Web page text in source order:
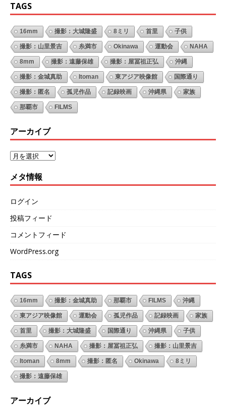
TAGS
16mm 撮影：大城隆盛 8ミリ 首里 子供
撮影：山里景吉 糸満市 Okinawa 運動会 NAHA
8mm 撮影：遠藤保雄 撮影：屋冨祖正弘 沖縄
撮影：金城真助 Itoman 東アジア映像館 国際通り
撮影：匿名 孤児作品 記録映画 沖縄県 家族
那覇市 FILMS
アーカイブ
メタ情報
ログイン
投稿フィード
コメントフィード
WordPress.org
TAGS
16mm 撮影：金城真助 那覇市 FILMS 沖縄
東アジア映像館 運動会 孤児作品 記録映画 家族
首里 撮影：大城隆盛 国際通り 沖縄県 子供
糸満市 NAHA 撮影：屋冨祖正弘 撮影：山里景吉
Itoman 8mm 撮影：匿名 Okinawa 8ミリ
撮影：遠藤保雄
アーカイブ